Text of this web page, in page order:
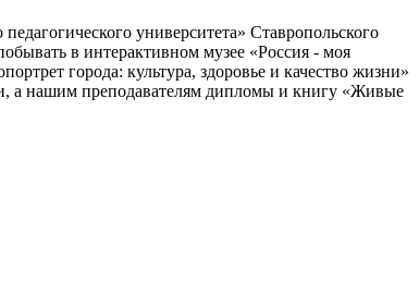
университета» Ставропольского
в интерактивном музее «Россия - моя
города: культура, здоровье и качество жизни»
а нашим преподавателям дипломы и книгу «Живые